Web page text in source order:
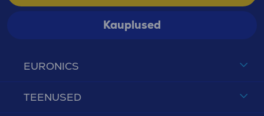
EURONICS
TEENUSED
Kauplused